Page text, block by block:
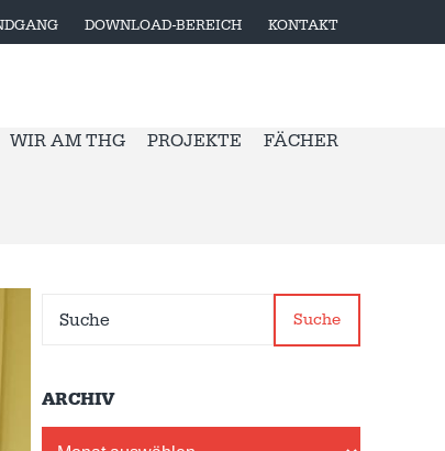
DOWNLOAD-BEREICH KONTAKT
WIR AM THG PROJEKTE FÄCHER
Suche
ARCHIV